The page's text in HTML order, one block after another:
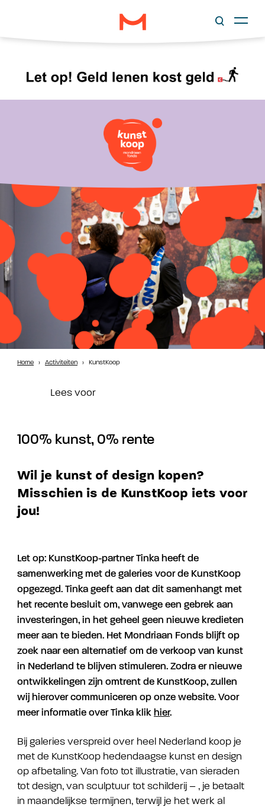
Home › Activiteiten › KunstKoop
Lees voor
100% kunst, 0% rente
Wil je kunst of design kopen?
Misschien is de KunstKoop iets voor
jou!
Let op: KunstKoop-partner Tinka heeft de
samenwerking met de galeries voor de KunstKoop
opgezegd. Tinka geeft aan dat dit samenhangt met
het recente besluit om, vanwege een gebrek aan
investeringen, in het geheel geen nieuwe kredieten
meer aan te bieden. Het Mondriaan Fonds blijft op
zoek naar een alternatief om de verkoop van kunst
in Nederland te blijven stimuleren. Zodra er nieuwe
ontwikkelingen zijn omtrent de KunstKoop, zullen
wij hierover communiceren op onze website. Voor
meer informatie over Tinka klik hier.
Bij galeries verspreid over heel Nederland koop je
met de KunstKoop hedendaagse kunst en design
op afbetaling. Van foto tot illustratie, van sieraden
tot design, van sculptuur tot schilderij – , je betaalt
in maandelijkse termijnen, terwijl je het werk al